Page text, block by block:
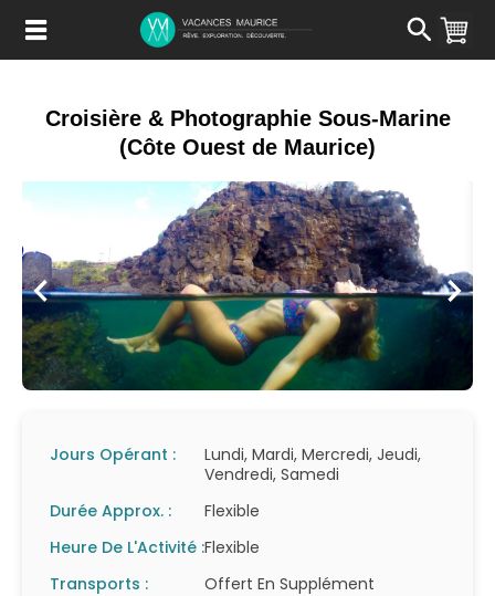
Contenu
Croisière & Photographie Sous-Marine
(Côte Ouest de Maurice)
Jours Opérant :
Lundi, Mardi, Mercredi, Jeudi,
Vendredi, Samedi
Durée Approx. :
Flexible
Heure De L'Activité :Flexible
Transports :
Offert En Supplément